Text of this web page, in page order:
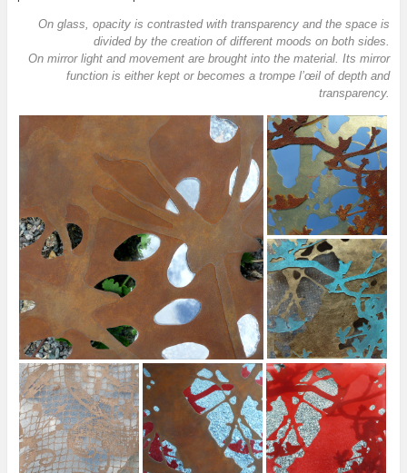
On glass, opacity is contrasted with transparency and the space is
divided by the creation of different moods on both sides.
On mirror light and movement are brought into the material. Its mirror
function is either kept or becomes a trompe l’œil of depth and
transparency.